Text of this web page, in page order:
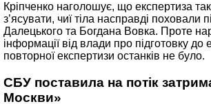
Кріпченко наголошує, що експертиза
з’ясувати, чиї тіла насправді поховали
Далецького та Богдана Вовка. Проте
інформації від влади про підготовку до
повторної експертизи останків не було.
СБУ поставила на потік
Москви»